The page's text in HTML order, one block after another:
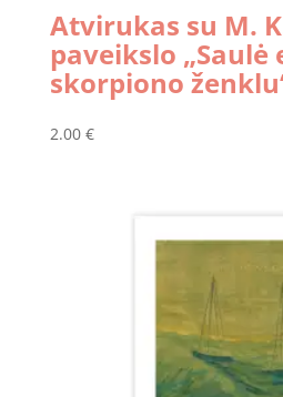
Atvirukas su M.
paveikslo „Saulė
skorpiono
2.00 €